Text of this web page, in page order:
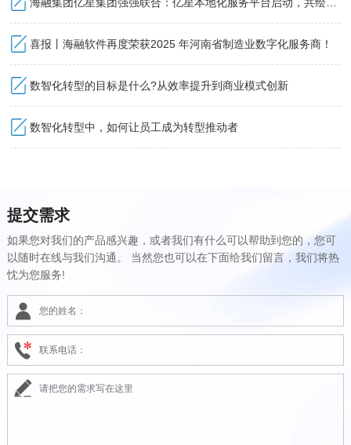
喜报丨海融软件再度荣获2025 年河南省制造业数字化服务商！
数智化转型的目标是什么?从效率提升到商业模式创新
数智化转型中，如何让员工成为转型推动者
提交需求
如果您对我们的产品感兴趣，或者我们有什么可以帮助到您的，您可
以随时在线与我们沟通。 当然您也可以在下面给我们留言，我们将热
忱为您服务!